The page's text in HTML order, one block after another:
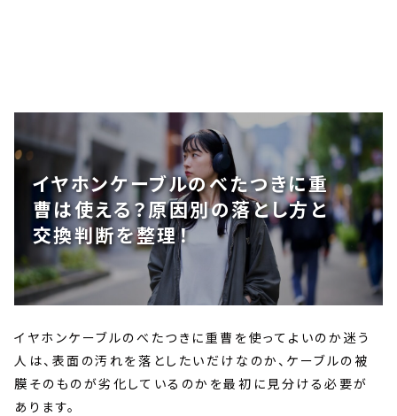
イヤホンケーブルのべたつきに重
曹は使える？原因別の落とし方と
交換判断を整理！
イヤホンケーブルのべたつきに重曹を使ってよいのか迷う
人は、表面の汚れを落としたいだけなのか、ケーブルの被
膜そのものが劣化しているのかを最初に見分ける必要が
あります。